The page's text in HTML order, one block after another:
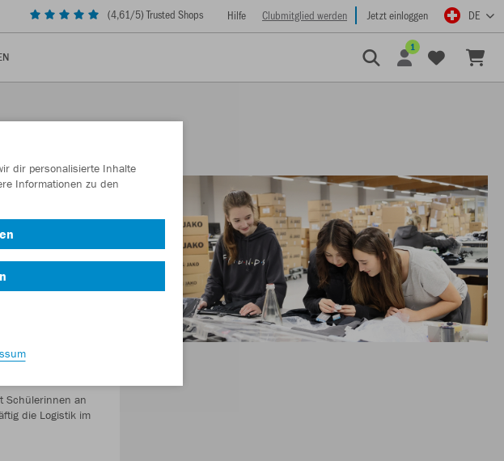
(4,61/5) Trusted Shops Hilfe Clubmitglied werden Jetzt einloggen DE
1
Tag des
einen ersten
Schülerinnen an
die Logistik im
dir personalisierte Inhalte
Informationen zu den